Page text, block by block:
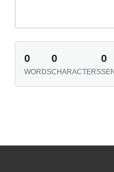
0
WORDS
0
CHARACTERS
0